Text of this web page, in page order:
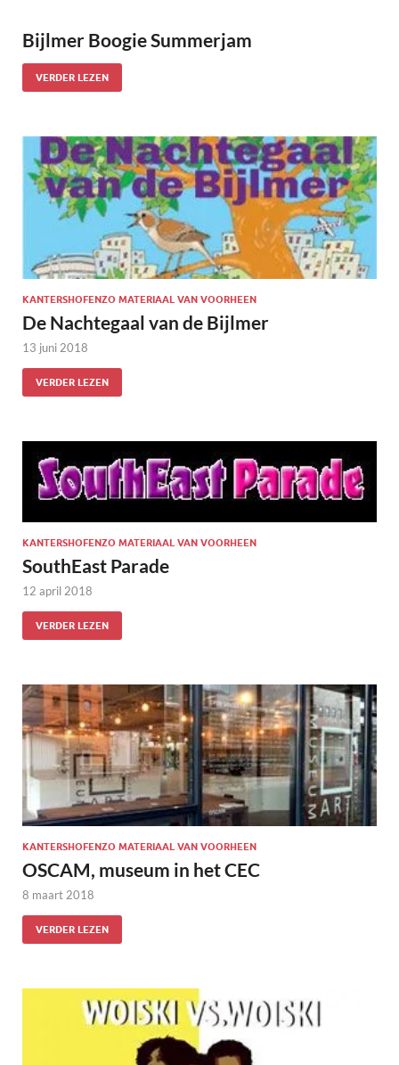
Bijlmer Boogie Summerjam
VERDER LEZEN
KANTERSHOFENZO MATERIAAL VAN VOORHEEN
De Nachtegaal van de Bijlmer
13 juni 2018
VERDER LEZEN
KANTERSHOFENZO MATERIAAL VAN VOORHEEN
SouthEast Parade
12 april 2018
VERDER LEZEN
KANTERSHOFENZO MATERIAAL VAN VOORHEEN
OSCAM, museum in het CEC
8 maart 2018
VERDER LEZEN